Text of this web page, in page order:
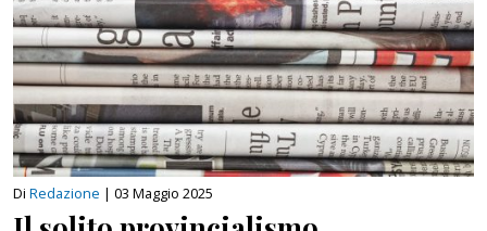
Di Redazione | 03 Maggio 2025